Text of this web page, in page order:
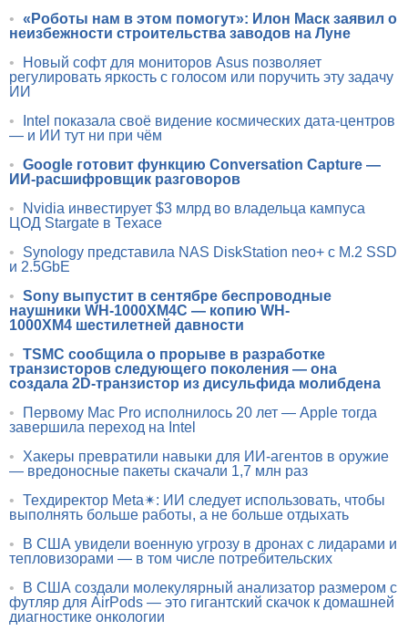
• «Роботы нам в этом помогут»: Илон Маск заявил о
неизбежности строительства заводов на Луне
•
Новый софт для мониторов Asus позволяет
регулировать яркость с голосом или поручить эту задачу
ИИ
•
Intel показала своё видение космических дата-центров
— и ИИ тут ни при чём
• Google готовит функцию Conversation Capture —
ИИ-расшифровщик разговоров
•
Nvidia инвестирует $3 млрд во владельца кампуса
ЦОД Stargate в Техасе
•
Synology представила NAS DiskStation neo+ с M.2 SSD
и 2.5GbE
• Sony выпустит в сентябре беспроводные
наушники WH-1000XM4C — копию WH-
1000XM4 шестилетней давности
• TSMC сообщила о прорыве в разработке
транзисторов следующего поколения — она
создала 2D-транзистор из дисульфида молибдена
•
Первому Mac Pro исполнилось 20 лет — Apple тогда
завершила переход на Intel
•
Хакеры превратили навыки для ИИ-агентов в оружие
— вредоносные пакеты скачали 1,7 млн раз
• Техдиректор Meta✴: ИИ следует использовать, чтобы
выполнять больше работы, а не больше отдыхать
•
В США увидели военную угрозу в дронах с лидарами и
тепловизорами — в том числе потребительских
•
В США создали молекулярный анализатор размером с
футляр для AirPods — это гигантский скачок к домашней
диагностике онкологии